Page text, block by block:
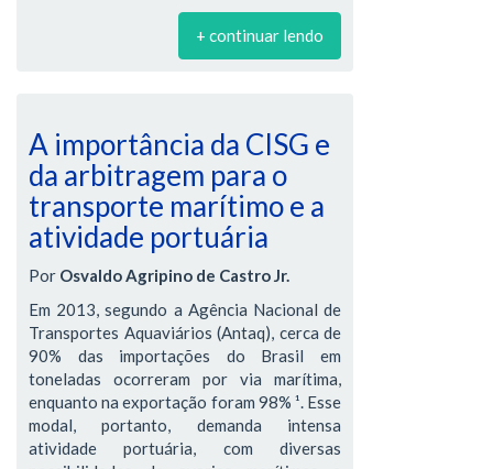
+ continuar lendo
A importância da CISG e
da arbitragem para o
transporte marítimo e a
atividade portuária
Por Osvaldo Agripino de Castro Jr.
Em 2013, segundo a Agência Nacional de
Transportes Aquaviários (Antaq), cerca de
90% das importações do Brasil em
toneladas ocorreram por via marítima,
enquanto na exportação foram 98% ¹. Esse
modal, portanto, demanda intensa
atividade portuária, com diversas